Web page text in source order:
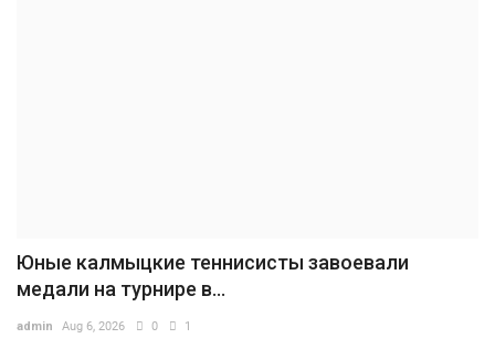
Спорт
Юные калмыцкие теннисисты завоевали
медали на турнире в...
admin Aug 6, 2026 0 1